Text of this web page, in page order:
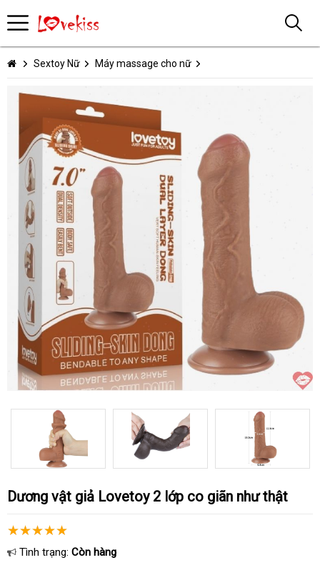
Sextoy Nữ Máy massage cho nữ
Dương vật giả Lovetoy 2 lớp co giãn như thật
Tình trạng: Còn hàng